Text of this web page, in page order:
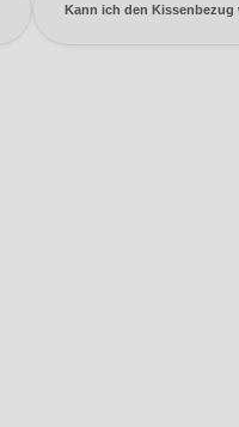
Kann ich den Kissenbezug